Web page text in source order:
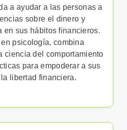
a ayudar a las personas a
sobre el dinero y
en sus hábitos financieros.
psicología, combina
ciencia del comportamiento
para empoderar a sus
libertad financiera.